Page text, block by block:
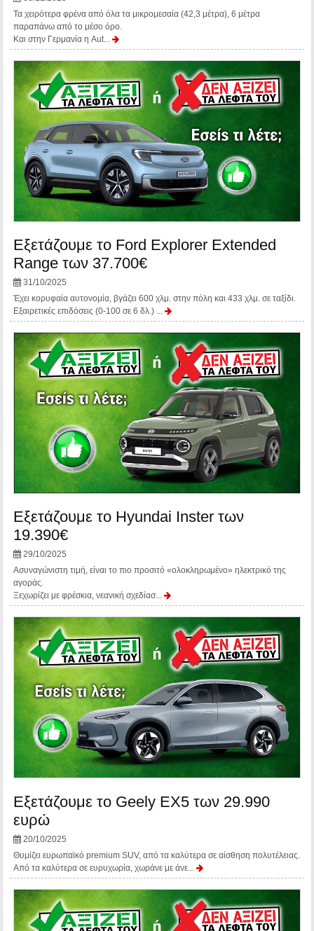
Τα χειρότερα φρένα από όλα τα μικρομεσαία (42,3 μέτρα), 6 μέτρα
παραπάνω από το μέσο όρο.
Και στην Γερμανία η Aut...
Εξετάζουμε το Ford Explorer Extended
Range των 37.700€
31/10/2025
Έχει κορυφαία αυτονομία, βγάζει 600 χλμ. στην πόλη και 433 χλμ. σε ταξίδι.
Εξαιρετικές επιδόσεις (0-100 σε 6 δλ.) ...
Εξετάζουμε το Hyundai Inster των
19.390€
29/10/2025
Ασυναγώνιστη τιμή, είναι το πιο προσιτό «ολοκληρωμένο» ηλεκτρικό της
αγοράς.
Ξεχωρίζει με φρέσκια, νεανική σχεδίασ...
Εξετάζουμε το Geely EX5 των 29.990
ευρώ
20/10/2025
Θυμίζει ευρωπαϊκό premium SUV, από τα καλύτερα σε αίσθηση πολυτέλειας.
Από τα καλύτερα σε ευρυχωρία, χωράνε με άνε...